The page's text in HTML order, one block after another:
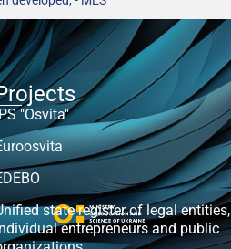
"Osvita"
state register of legal entities,
entrepreneurs and public